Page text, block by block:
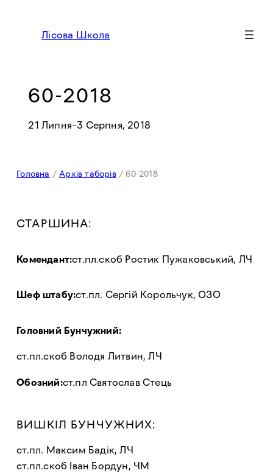
Лісова Школа
60-2018
21 Липня–3 Серпня, 2018
Головна /Архів таборів/60-2018
СТАРШИНА:
Комендант:ст.пл.скоб Ростик Пужаковський, ЛЧ
Шеф штабу:ст.пл. Сергій Корольчук, ОЗО
Головний Бунчужний:
ст.пл.скоб Володя Литвин, ЛЧ
Обозний:ст.пл Святослав Стець
ВИШКІЛ БУНЧУЖНИХ:
ст.пл. Максим Бадік, ЛЧ
ст.пл.скоб Іван Бордун, ЧМ